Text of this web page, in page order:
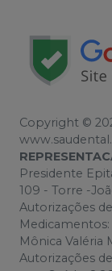
Copyright ©
Presidente
109 - Torre -
Autorizações
Medicamentos:
Mônica Valéria
Autorizações